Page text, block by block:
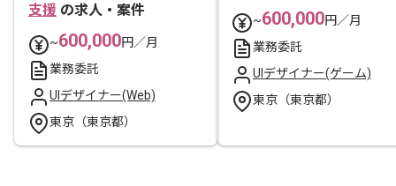
支援 の求人・案件
~600,000円／月
業務委託
UIデザイナー(Web)
東京（東京都）
~600,000円／月
業務委託
UIデザイナー(ゲーム)
東京（東京都）